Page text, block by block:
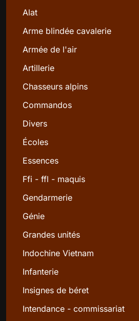
Alat
Arme blindée cavalerie
Armée de l'air
Artillerie
Chasseurs alpins
Commandos
Divers
Écoles
Essences
Ffi - ffl - maquis
Gendarmerie
Génie
Grandes unités
Indochine Vietnam
Infanterie
Insignes de béret
Intendance - commissariat